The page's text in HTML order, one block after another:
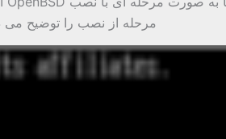
مرحله از نصب را توضیح می